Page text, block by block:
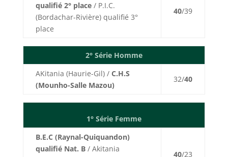
qualifié 2° place/ P.I.C.
(Bordachar-Rivière) qualifié 3°
place
40/39
2° Série Homme
AKitania (Haurie-Gil) / C.H.S
(Mounho-Salle Mazou)
32/40
1° Série Femme
B.E.C (Raynal-Quiquandon)
qualifié Nat. B/ Akitania
40/23